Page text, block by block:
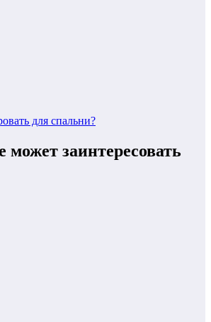
для спальни?
может заинтересовать